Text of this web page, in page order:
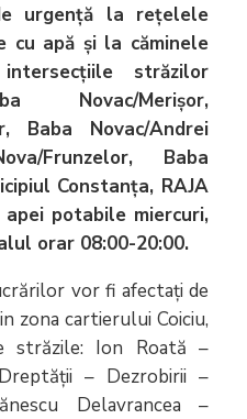
urgență la rețelele
cu apă și la căminele
străzilor
Novac/Merișor,
Baba Novac/Andrei
Frunzelor, Baba
Constanța, RAJA
potabile miercuri,
orar 08:00-20:00.
vor fi afectați de
zona cartierului Coiciu,
străzile: Ion Roată –
– Dezrobirii –
Delavrancea –